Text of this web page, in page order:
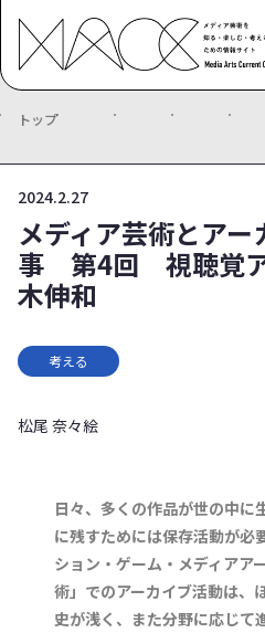
トップ
2024.2.27
メディア芸術とア
事 第4回 視聴覚
木伸和
考える
松尾 奈々絵
日々、多くの作品が世の中に
に残すためには保存活動が必
ション・ゲーム・メディアア
術」でのアーカイブ活動は、
史が浅く、また分野に応じて